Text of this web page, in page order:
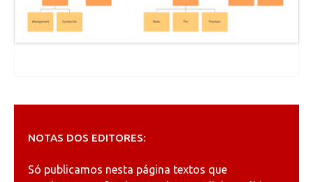
NOTAS DOS EDITORES:
Só publicamos nesta página textos que